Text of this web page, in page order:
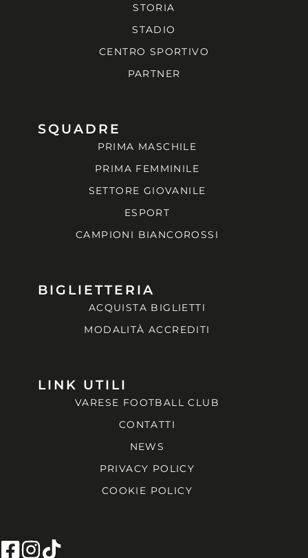
STORIA
STADIO
CENTRO SPORTIVO
PARTNER
SQUADRE
PRIMA MASCHILE
PRIMA FEMMINILE
SETTORE GIOVANILE
ESPORT
CAMPIONI BIANCOROSSI
BIGLIETTERIA
ACQUISTA BIGLIETTI
MODALITÀ ACCREDITI
LINK UTILI
VARESE FOOTBALL CLUB
CONTATTI
NEWS
PRIVACY POLICY
COOKIE POLICY